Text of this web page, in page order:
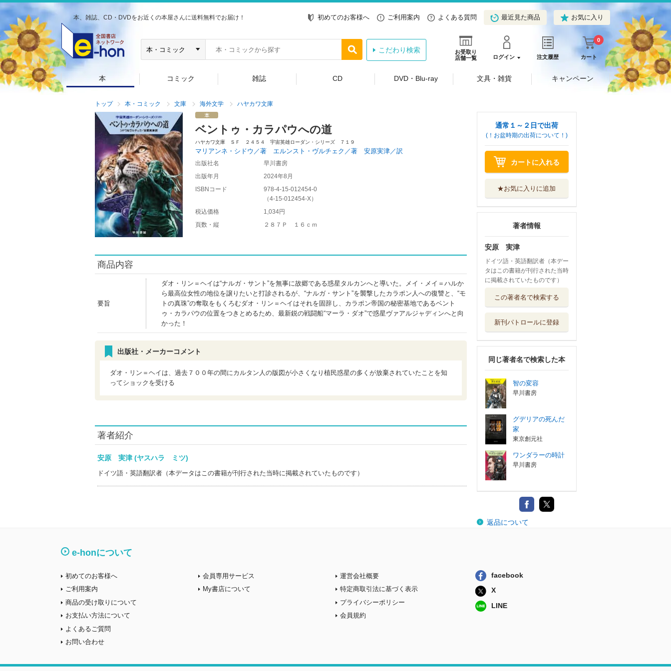
本、雑誌、CD・DVDをお近くの本屋さんに送料無料でお届け！ 初めてのお客様へ ご利用案内 よくある質問 最近見た商品 お気に入り
お受取り
店舗一覧
ログイン 注文履歴 カート
0
こだわり検索
本 コミック 雑誌 CD DVD・Blu-ray 文具・雑貨 キャンペーン
トップ 本・コミック 文庫 海外文学 ハヤカワ文庫
ベントゥ・カラパウへの道
ハヤカワ文庫 ＳＦ ２４５４ 宇宙英雄ローダン・シリーズ ７１９
マリアンネ・シドウ／著 エルンスト・ヴルチェク／著 安原実津／訳
出版社名
早川書房
出版年月
2024年8月
ISBNコード
978-4-15-012454-0
（4-15-012454-X）
税込価格
1,034円
頁数・縦
２８７Ｐ １６ｃｍ
商品内容
要旨
ダオ・リン＝ヘイは“ナルガ・サント”を無事に故郷である惑星タルカンへと導いた。メイ・メイ＝ハルか
ら最高位女性の地位を譲りたいと打診されるが、“ナルガ・サント”を襲撃したカラポン人への復讐と、“モ
トの真珠”の奪取をもくろむダオ・リン＝ヘイはそれを固辞し、カラポン帝国の秘密基地であるベント
ゥ・カラパウの位置をつきとめるため、最新鋭の戦闘船“マーラ・ダオ”で惑星ヴァアルジャディンへと向
かった！
出版社・メーカーコメント
ダオ・リン＝ヘイは、過去７００年の間にカルタン人の版図が小さくなり植民惑星の多くが放棄されていたことを知
ってショックを受ける
著者紹介
安原 実津 (ヤスハラ ミツ)
ドイツ語・英語翻訳者（本データはこの書籍が刊行された当時に掲載されていたものです）
通常１～２日で出荷
(！お盆時期の出荷について！)
カートに入れる
★お気に入りに追加
著者情報
安原 実津
ドイツ語・英語翻訳者（本デー
タはこの書籍が刊行された当時
に掲載されていたものです）
この著者名で検索する
新刊パトロールに登録
同じ著者名で検索した本
智の変容
早川書房
グデリアの死んだ
家
東京創元社
ワンダラーの時計
早川書房
返品について
e-honについて
初めてのお客様へ
ご利用案内
商品の受け取りについて
お支払い方法について
よくあるご質問
お問い合わせ
会員専用サービス
My書店について
運営会社概要
特定商取引法に基づく表示
プライバシーポリシー
会員規約
facebook
X
LINE